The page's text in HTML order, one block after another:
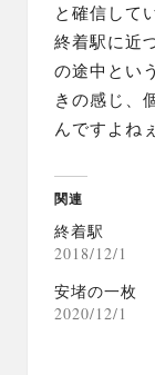
と確信して
終着駅に近
の途中とい
きの感じ、
んですよね
関連
終着駅
2018/12/1
安堵の一枚
2020/12/1